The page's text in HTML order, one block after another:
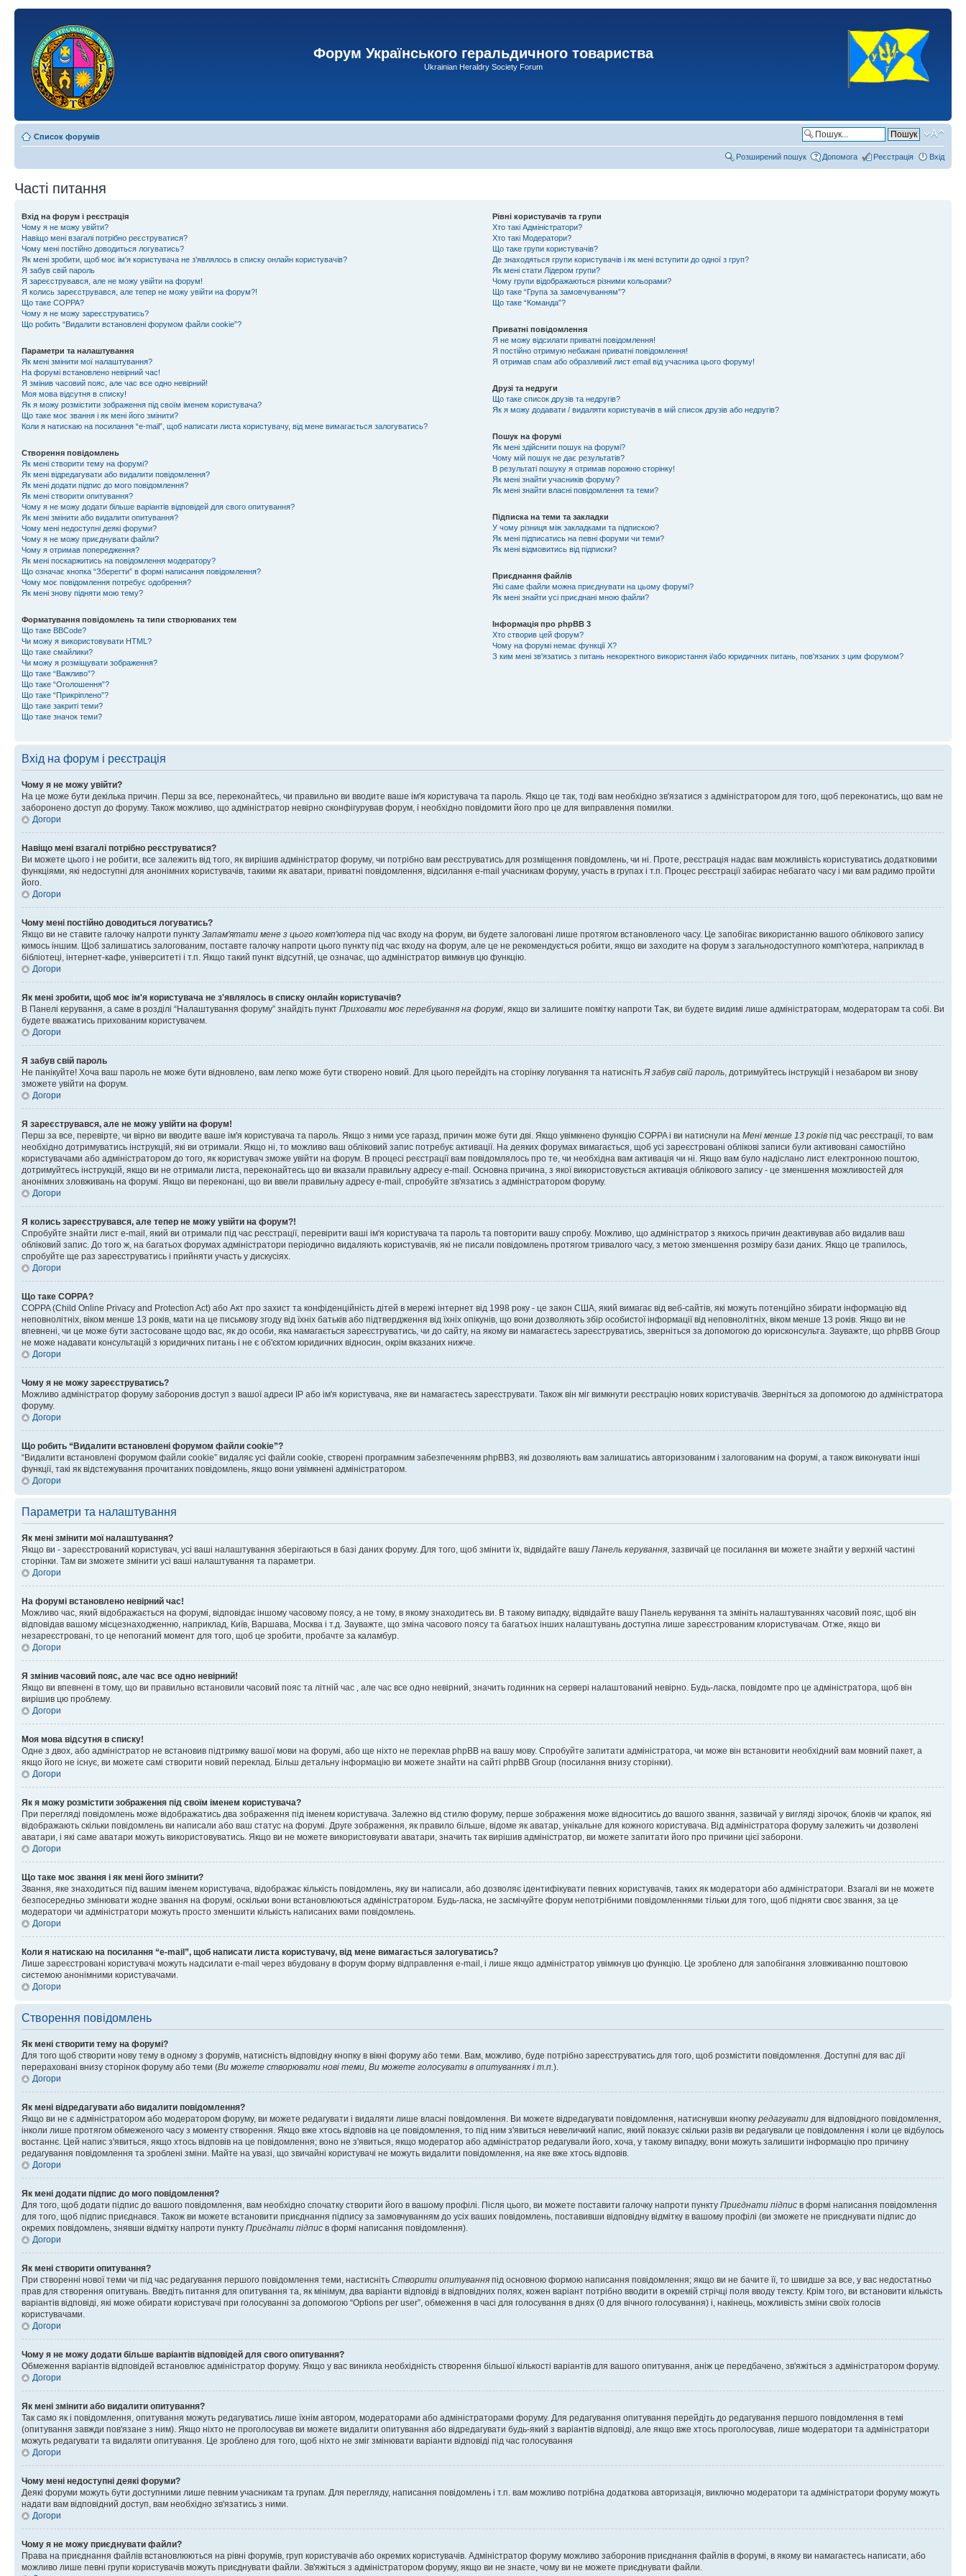
Форум Українського геральдичного товариства
Ukrainian Heraldry Society Forum
Список форумів
Розширений пошук Допомога Реєстрація Вхід
Часті питання
Вхід на форум і реєстрація
Чому я не можу увійти?
Навіщо мені взагалі потрібно реєструватися?
Чому мені постійно доводиться логуватись?
Як мені зробити, щоб моє ім'я користувача не з'являлось в списку онлайн користувачів?
Я забув свій пароль
Я зареєструвався, але не можу увійти на форум!
Я колись зареєструвався, але тепер не можу увійти на форум?!
Що таке COPPA?
Чому я не можу зареєструватись?
Що робить “Видалити встановлені форумом файли cookie”?
Параметри та налаштування
Як мені змінити мої налаштування?
На форумі встановлено невірний час!
Я змінив часовий пояс, але час все одно невірний!
Моя мова відсутня в списку!
Як я можу розмістити зображення під своїм іменем користувача?
Що таке моє звання і як мені його змінити?
Коли я натискаю на посилання “e-mail”, щоб написати листа користувачу, від мене вимагається залогуватись?
Створення повідомлень
Як мені створити тему на форумі?
Як мені відредагувати або видалити повідомлення?
Як мені додати підпис до мого повідомлення?
Як мені створити опитування?
Чому я не можу додати більше варіантів відповідей для свого опитування?
Як мені змінити або видалити опитування?
Чому мені недоступні деякі форуми?
Чому я не можу приєднувати файли?
Чому я отримав попередження?
Як мені поскаржитись на повідомлення модератору?
Що означає кнопка “Зберегти” в формі написання повідомлення?
Чому моє повідомлення потребує одобрення?
Як мені знову підняти мою тему?
Форматування повідомлень та типи створюваних тем
Що таке BBCode?
Чи можу я використовувати HTML?
Що таке смайлики?
Чи можу я розміщувати зображення?
Що таке “Важливо”?
Що таке “Оголошення”?
Що таке “Прикріплено”?
Що таке закриті теми?
Що таке значок теми?
Рівні користувачів та групи
Хто такі Адміністратори?
Хто такі Модератори?
Що таке групи користувачів?
Де знаходяться групи користувачів і як мені вступити до одної з груп?
Як мені стати Лідером групи?
Чому групи відображаються різними кольорами?
Що таке “Група за замовчуванням”?
Що таке “Команда”?
Приватні повідомлення
Я не можу відсилати приватні повідомлення!
Я постійно отримую небажані приватні повідомлення!
Я отримав спам або образливий лист email від учасника цього форуму!
Друзі та недруги
Що таке список друзів та недругів?
Як я можу додавати / видаляти користувачів в мій список друзів або недругів?
Пошук на форумі
Як мені здійснити пошук на форумі?
Чому мій пошук не дає результатів?
В результаті пошуку я отримав порожню сторінку!
Як мені знайти учасників форуму?
Як мені знайти власні повідомлення та теми?
Підписка на теми та закладки
У чому різниця між закладками та підпискою?
Як мені підписатись на певні форуми чи теми?
Як мені відмовитись від підписки?
Приєднання файлів
Які саме файли можна приєднувати на цьому форумі?
Як мені знайти усі приєднані мною файли?
Інформація про phpBB 3
Хто створив цей форум?
Чому на форумі немає функції X?
З ким мені зв'язатись з питань некоректного використання і/або юридичних питань, пов'язаних з цим форумом?
Вхід на форум і реєстрація
Чому я не можу увійти?
На це може бути декілька причин. Перш за все, переконайтесь, чи правильно ви вводите ваше ім'я користувача та пароль. Якщо це так, тоді вам необхідно зв'язатися з адміністратором для того, щоб переконатись, що вам не
заборонено доступ до форуму. Також можливо, що адміністратор невірно сконфігурував форум, і необхідно повідомити його про це для виправлення помилки.
Догори
Навіщо мені взагалі потрібно реєструватися?
Ви можете цього і не робити, все залежить від того, як вирішив адміністратор форуму, чи потрібно вам реєструватись для розміщення повідомлень, чи ні. Проте, реєстрація надає вам можливість користуватись додатковими
функціями, які недоступні для анонімних користувачів, такими як аватари, приватні повідомлення, відсилання e-mail учасникам форуму, участь в групах і т.п. Процес реєстрації забирає небагато часу і ми вам радимо пройти
його.
Догори
Чому мені постійно доводиться логуватись?
Якщо ви не ставите галочку напроти пункту Запам'ятати мене з цього комп'ютера під час входу на форум, ви будете залоговані лише протягом встановленого часу. Це запобігає використанню вашого облікового запису
кимось іншим. Щоб залишатись залогованим, поставте галочку напроти цього пункту під час входу на форум, але це не рекомендується робити, якщо ви заходите на форум з загальнодоступного комп'ютера, наприклад в
бібліотеці, інтернет-кафе, університеті і т.п. Якщо такий пункт відсутній, це означає, що адміністратор вимкнув цю функцію.
Догори
Як мені зробити, щоб моє ім'я користувача не з'являлось в списку онлайн користувачів?
В Панелі керування, а саме в розділі “Налаштування форуму” знайдіть пункт Приховати моє перебування на форумі, якщо ви залишите помітку напроти Так, ви будете видимі лише адміністраторам, модераторам та собі. Ви
будете вважатись прихованим користувачем.
Догори
Я забув свій пароль
Не панікуйте! Хоча ваш пароль не може бути відновлено, вам легко може бути створено новий. Для цього перейдіть на сторінку логування та натиснітьЯ забув свій пароль, дотримуйтесь інструкцій і незабаром ви знову
зможете увійти на форум.
Догори
Я зареєструвався, але не можу увійти на форум!
Перш за все, перевірте, чи вірно ви вводите ваше ім'я користувача та пароль. Якщо з ними усе гаразд, причин може бути дві. Якщо увімкнено функцію COPPA і ви натиснули на Мені менше 13 років під час реєстрації, то вам
необхідно дотримуватись інструкцій, які ви отримали. Якщо ні, то можливо ваш обліковий запис потребує активації. На деяких форумах вимагається, щоб усі зареєстровані облікові записи були активовані самостійно
користувачами або адміністратором до того, як користувач зможе увійти на форум. В процесі реєстрації вам повідомлялось про те, чи необхідна вам активація чи ні. Якщо вам було надіслано лист електронною поштою,
дотримуйтесь інструкцій, якщо ви не отримали листа, переконайтесь що ви вказали правильну адресу e-mail. Основна причина, з якої використовується активація облікового запису - це зменшення можливостей для
анонімних зловживань на форумі. Якщо ви переконані, що ви ввели правильну адресу e-mail, спробуйте зв'язатись з адміністратором форуму.
Догори
Я колись зареєструвався, але тепер не можу увійти на форум?!
Спробуйте знайти лист e-mail, який ви отримали під час реєстрації, перевірити ваші ім'я користувача та пароль та повторити вашу спробу. Можливо, що адміністратор з якихось причин деактивував або видалив ваш
обліковий запис. До того ж, на багатьох форумах адміністратори періодично видаляють користувачів, які не писали повідомлень протягом тривалого часу, з метою зменшення розміру бази даних. Якщо це трапилось,
спробуйте ще раз зареєструватись і прийняти участь у дискусіях.
Догори
Що таке COPPA?
COPPA (Child Online Privacy and Protection Act) або Акт про захист та конфіденційність дітей в мережі інтернет від 1998 року - це закон США, який вимагає від веб-сайтів, які можуть потенційно збирати інформацію від
неповнолітніх, віком менше 13 років, мати на це письмову згоду від їхніх батьків або підтвердження від їхніх опікунів, що вони дозволяють збір особистої інформації від неповнолітніх, віком менше 13 років. Якщо ви не
впевнені, чи це може бути застосоване щодо вас, як до особи, яка намагається зареєструватись, чи до сайту, на якому ви намагаєтесь зареєструватись, зверніться за допомогою до юрисконсульта. Зауважте, що phpBB Group
не може надавати консультацій з юридичних питань і не є об'єктом юридичних відносин, окрім вказаних нижче.
Догори
Чому я не можу зареєструватись?
Можливо адміністратор форуму заборонив доступ з вашої адреси IP або ім'я користувача, яке ви намагаєтесь зареєструвати. Також він міг вимкнути реєстрацію нових користувачів. Зверніться за допомогою до адміністратора
форуму.
Догори
Що робить “Видалити встановлені форумом файли cookie”?
“Видалити встановлені форумом файли cookie” видаляє усі файли cookie, створені програмним забезпеченням phpBB3, які дозволяють вам залишатись авторизованим і залогованим на форумі, а також виконувати інші
функції, такі як відстежування прочитаних повідомлень, якщо вони увімкнені адміністратором.
Догори
Параметри та налаштування
Як мені змінити мої налаштування?
Якщо ви - зареєстрований користувач, усі ваші налаштування зберігаються в базі даних форуму. Для того, щоб змінити їх, відвідайте вашу Панель керування, зазвичай це посилання ви можете знайти у верхній частині
сторінки. Там ви зможете змінити усі ваші налаштування та параметри.
Догори
На форумі встановлено невірний час!
Можливо час, який відображається на форумі, відповідає іншому часовому поясу, а не тому, в якому знаходитесь ви. В такому випадку, відвідайте вашу Панель керування та змініть налаштуваннях часовий пояс, щоб він
відповідав вашому місцезнаходженню, наприклад, Київ, Варшава, Москва і т.д. Зауважте, що зміна часового поясу та багатьох інших налаштувань доступна лише зареєстрованим клористувачам. Отже, якщо ви
незареєстровані, то це непоганий момент для того, щоб це зробити, пробачте за каламбур.
Догори
Я змінив часовий пояс, але час все одно невірний!
Якщо ви впевнені в тому, що ви правильно встановили часовий пояс та літній час , але час все одно невірний, значить годинник на сервері налаштований невірно. Будь-ласка, повідомте про це адміністратора, щоб він
вирішив цю проблему.
Догори
Моя мова відсутня в списку!
Одне з двох, або адміністратор не встановив підтримку вашої мови на форумі, або ще ніхто не переклав phpBB на вашу мову. Спробуйте запитати адміністратора, чи може він встановити необхідний вам мовний пакет, а
якщо його не існує, ви можете самі створити новий переклад. Більш детальну інформацію ви можете знайти на сайті phpBB Group (посилання внизу сторінки).
Догори
Як я можу розмістити зображення під своїм іменем користувача?
При перегляді повідомлень може відображатись два зображення під іменем користувача. Залежно від стилю форуму, перше зображення може відноситись до вашого звання, зазвичай у вигляді зірочок, блоків чи крапок, які
відображають скільки повідомлень ви написали або ваш статус на форумі. Друге зображення, як правило більше, відоме як аватар, унікальне для кожного користувача. Від адміністратора форуму залежить чи дозволені
аватари, і які саме аватари можуть використовуватись. Якщо ви не можете використовувати аватари, значить так вирішив адміністратор, ви можете запитати його про причини цієї заборони.
Догори
Що таке моє звання і як мені його змінити?
Звання, яке знаходиться під вашим іменем користувача, відображає кількість повідомлень, яку ви написали, або дозволяє ідентифікувати певних користувачів, таких як модератори або адміністратори. Взагалі ви не можете
безпосередньо змінювати жодне звання на форумі, оскільки вони встановлюються адміністратором. Будь-ласка, не засмічуйте форум непотрібними повідомленнями тільки для того, щоб підняти своє звання, за це
модератори чи адміністратори можуть просто зменшити кількість написаних вами повідомлень.
Догори
Коли я натискаю на посилання “e-mail”, щоб написати листа користувачу, від мене вимагається залогуватись?
Лише зареєстровані користувачі можуть надсилати e-mail через вбудовану в форум форму відправлення e-mail, і лише якщо адміністратор увімкнув цю функцію. Це зроблено для запобігання зловживанню поштовою
системою анонімними користувачами.
Догори
Створення повідомлень
Як мені створити тему на форумі?
Для того щоб створити нову тему в одному з форумів, натисність відповідну кнопку в вікні форуму або теми. Вам, можливо, буде потрібно зареєструватись для того, щоб розмістити повідомлення. Доступні для вас дії
перераховані внизу сторінок форуму або теми (Ви можете створювати нові теми, Ви можете голосувати в опитуваннях і т.п.).
Догори
Як мені відредагувати або видалити повідомлення?
Якщо ви не є адміністратором або модератором форуму, ви можете редагувати і видаляти лише власні повідомлення. Ви можете відредагувати повідомлення, натиснувши кнопку редагувати для відповідного повідомлення,
інколи лише протягом обмеженого часу з моменту створення. Якщо вже хтось відповів на це повідомлення, то під ним з'явиться невеличкий напис, який показує скільки разів ви редагували це повідомлення і коли це відбулось
востаннє. Цей напис з'явиться, якщо хтось відповів на це повідомлення; воно не з'явиться, якщо модератор або адміністратор редагували його, хоча, у такому випадку, вони можуть залишити інформацію про причину
редагування повідомлення та зроблені зміни. Майте на увазі, що звичайні користувачі не можуть видалити повідомлення, на яке вже хтось відповів.
Догори
Як мені додати підпис до мого повідомлення?
Для того, щоб додати підпис до вашого повідомлення, вам необхідно спочатку створити його в вашому профілі. Після цього, ви можете поставити галочку напроти пункту Приєднати підпис в формі написання повідомлення
для того, щоб підпис приєднався. Також ви можете встановити приєднання підпису за замовчуванням до усіх ваших повідомлень, поставивши відповідну відмітку в вашому профілі (ви зможете не приєднувати підпис до
окремих повідомлень, знявши відмітку напроти пункту Приєднати підпис в формі написання повідомлення).
Догори
Як мені створити опитування?
При створенні нової теми чи під час редагування першого повідомлення теми, настисніть Створити опитування під основною формою написання повідомлення; якщо ви не бачите її, то швидше за все, у вас недостатньо
прав для створення опитувань. Введіть питання для опитування та, як мінімум, два варіанти відповіді в відповідних полях, кожен варіант потрібно вводити в окремій стрічці поля вводу тексту. Крім того, ви встановити кількість
варіантів відповіді, які може обирати користувачі при голосуванні за допомогою “Options per user”, обмеження в часі для голосування в днях (0 для вічного голосування) і, накінець, можливість зміни своїх голосів
користувачами.
Догори
Чому я не можу додати більше варіантів відповідей для свого опитування?
Обмеження варіантів відповідей встановлює адміністратор форуму. Якщо у вас виникла необхідність створення більшої кількості варіантів для вашого опитування, аніж це передбачено, зв'яжіться з адміністратором форуму.
Догори
Як мені змінити або видалити опитування?
Так само як і повідомлення, опитування можуть редагуватись лише їхнім автором, модераторами або адміністраторами форуму. Для редагування опитування перейдіть до редагування першого повідомлення в темі
(опитування завжди пов'язане з ним). Якщо ніхто не проголосував ви можете видалити опитування або відредагувати будь-який з варіантів відповіді, але якщо вже хтось проголосував, лише модератори та адміністратори
можуть редагувати та видаляти опитування. Це зроблено для того, щоб ніхто не зміг змінювати варіанти відповіді під час голосування
Догори
Чому мені недоступні деякі форуми?
Деякі форуми можуть бути доступними лише певним учасникам та групам. Для перегляду, написання повідомлень і т.п. вам можливо потрібна додаткова авторизація, виключно модератори та адміністратори форуму можуть
надати вам відповідний доступ, вам необхідно зв'язатись з ними.
Догори
Чому я не можу приєднувати файли?
Права на приєднання файлів встановлюються на рівні форумів, груп користувачів або окремих користувачів. Адміністратор форуму можливо заборонив приєднання файлів в форумі, в якому ви намагаєтесь написати, або
можливо лише певні групи користувачів можуть приєднувати файли. Зв'яжіться з адміністратором форуму, якщо ви не знаєте, чому ви не можете приєднувати файли.